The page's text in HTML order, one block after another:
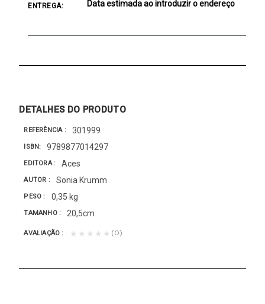
ENTREGA: Data estimada ao introduzir o endereço
DETALHES DO PRODUTO
REFERÊNCIA 301999
ISBN 9789877014297
EDITORA Aces
AUTOR Sonia Krumm
PESO 0,35 kg
TAMANHO 20,5cm
AVALIAÇÃO ★★★★★ (0)